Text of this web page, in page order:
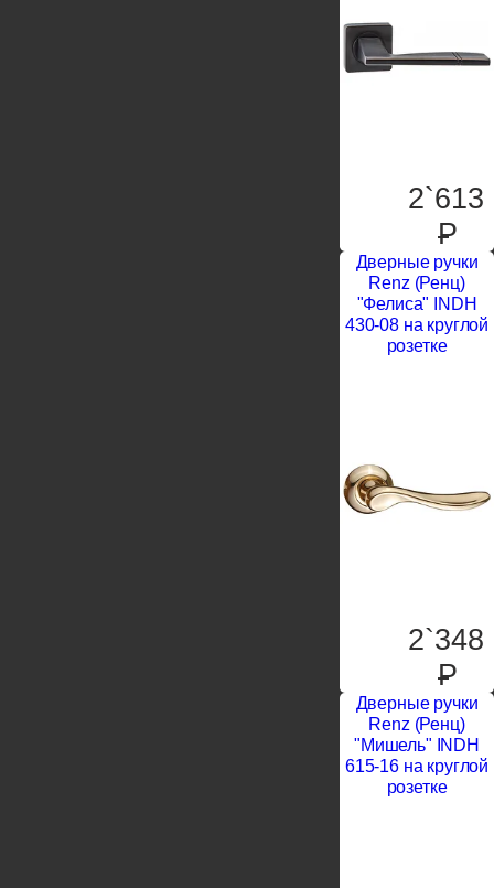
2`613
P
Дверные ручки
Renz (Ренц)
"Фелиса" INDH
430-08 на круглой
розетке
2`348
P
Дверные ручки
Renz (Ренц)
"Мишель" INDH
615-16 на круглой
розетке